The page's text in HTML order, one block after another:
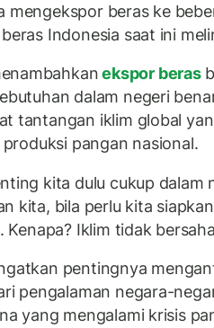
mengekspor beras ke
Indonesia saat ini
ekspor beras
dalam negeri
tantangan iklim global
pangan nasional.
kita dulu cukup dalam
kita, bila perlu kita
Kenapa? Iklim tidak
pentingnya
pengalaman negara-
yang mengalami krisis